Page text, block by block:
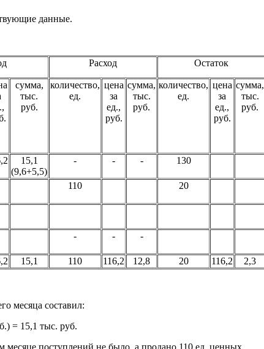
данные.
Расход Остаток
сумма,
тыс.
руб.
количество,
ед.
цена
за
ед.,
руб.
сумма,
тыс.
руб.
количество,
ед.
цена
за
ед.,
руб.
сумма,
тыс.
руб.
15,1
(9,6+5,5)
- - - 130
110 20
- - -
15,1 110 116,2 12,8 20 116,2 2,3
месяца составил:
= 15,1 тыс. руб.
поступлений не было, а продано 110 ед. ценных